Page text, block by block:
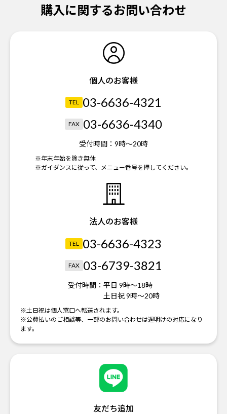
購入に関するお問い合わせ
個人のお客様
TEL 03-6636-4321
FAX 03-6636-4340
受付時間： 9時～20時
※年末年始を除き無休
※ガイダンスに従って、メニュー番号を押してください。
法人のお客様
TEL 03-6636-4323
FAX 03-6739-3821
受付時間： 平日 9時～18時
土日祝 9時～20時
※土日祝は個人窓口へ転送されます。
※公費払いのご相談等、一部のお問い合わせは週明けの対応になり
ます。
友だち追加